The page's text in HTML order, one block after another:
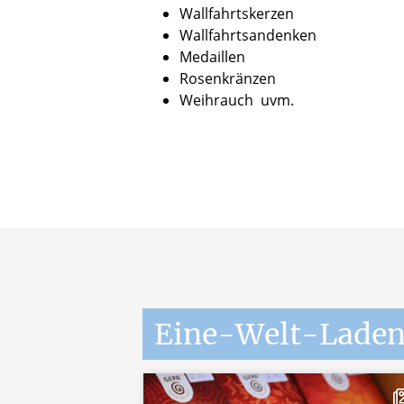
Wallfahrtskerzen
Wallfahrtsandenken
Medaillen
Rosenkränzen
Weihrauch uvm.
Eine-Welt-